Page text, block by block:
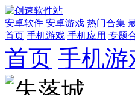
安卓软件 安卓游戏 热门合集
首页 手机游戏 手机应用 专题
首页 手机游